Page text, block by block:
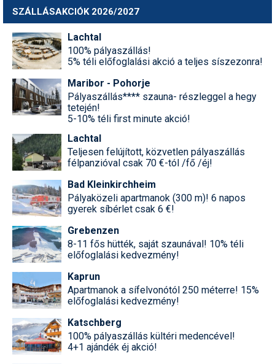
Termékajánló
Történelem
Túrasí
Utasbiztosítás
Utazási tippek
Védőfelszerelés
Wellness
SZÁLLÁSAKCIÓK 2026/2027
Lachtal
100% pályaszállás!
5% téli előfoglalási akció a teljes síszezonra!
Maribor - Pohorje
Pályaszállás**** szauna- részleggel a hegy
tetején!
5-10% téli first minute akció!
Lachtal
Teljesen felújított, közvetlen pályaszállás
félpanzióval csak 70 €-tól /fő /éj!
Bad Kleinkirchheim
Pályaközeli apartmanok (300 m)! 6 napos
gyerek síbérlet csak 6 €!
Grebenzen
8-11 fős hütték, saját szaunával! 10% téli
előfoglalási kedvezmény!
Kaprun
Apartmanok a sífelvonótól 250 méterre! 15%
előfoglalási kedvezmény!
Katschberg
100% pályaszállás kültéri medencével!
4+1 ajándék éj akció!